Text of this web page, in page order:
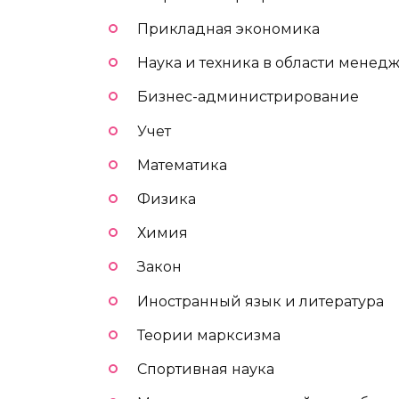
Прикладная экономика
Наука и техника в области
Бизнес-администрирование
Учет
Математика
Физика
Химия
Закон
Иностранный язык и литература
Теории марксизма
Спортивная наука